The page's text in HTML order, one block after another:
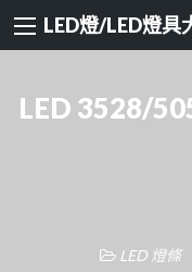
LED燈/LED燈具
LED 3528/
LED 燈條